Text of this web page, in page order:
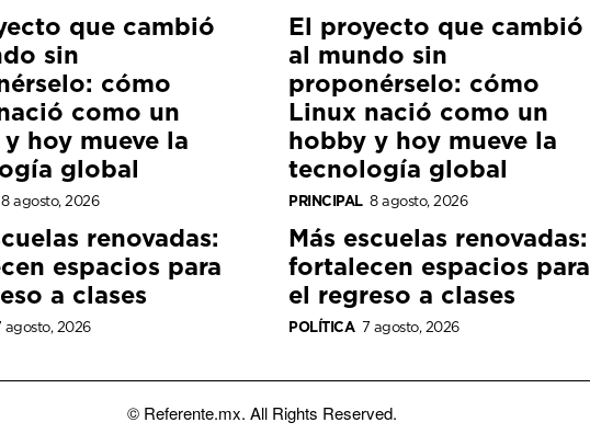
que cambió
sin
cómo
como un
hoy mueve la
global
8 agosto, 2026
renovadas:
espacios para
a clases
agosto, 2026
El proyecto que cambió
al mundo sin
proponérselo: cómo
Linux nació como un
hobby y hoy mueve la
tecnología global
PRINCIPAL 8 agosto, 2026
Más escuelas renovadas:
fortalecen espacios para
el regreso a clases
POLÍTICA 7 agosto, 2026
© Referente.mx. All Rights Reserved.